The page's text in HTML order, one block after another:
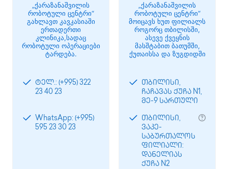
„ქარაზანაშვილის
რობოტული ცენტრი“
გახლავთ კავკასიაში
ერთადერთი
კლინიკა,სადაც
რობოტული ოპერაციები
ტარდება.
ტელ.: (+995) 322
23 40 23
WhatsApp: (+995)
595 23 30 23
„ქარაზანაშვილის
რობოტული ცენტრი“
მოიცავს ხუთ ფილიალს
როგორც თბილისში,
ასევე ქვეყნის
მასშტაბით ბათუმში,
ქუთაისსა და ზუგდიდში
თბილისი,
ჩაჩავას ქუჩა N1,
მე-9 სართული
თბილისი,
ვაკე-
საბურთალოს
ფილიალი:
დანელიას
ქუჩა N2